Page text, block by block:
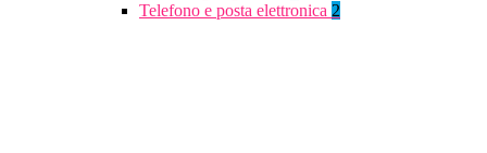
Telefono e posta elettronica 2